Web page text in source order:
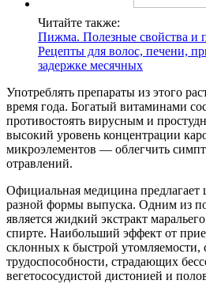
Читайте также:
Пижма. Полезные свойства и
Рецепты для волос, печени,
задержке месячных
Употреблять препараты из этого
время года. Богатый витаминами
противостоять вирусным и
высокий уровень концентрации
микроэлементов — облегчить
отравлений.
Официальная медицина предлагает
разной формы выпуска. Одним из
является жидкий экстракт
спирте. Наибольший эффект от
склонных к быстрой утомляемости,
трудоспособности, страдающих
вегетососудистой дистонией и